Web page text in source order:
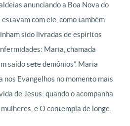
anunciando a Boa Nova do
estavam com ele, como também
sido livradas de espíritos
Maria, chamada
saído sete demônios”. Maria
nos Evangelhos no momento mais
de Jesus: quando o acompanha
e O contempla de longe.